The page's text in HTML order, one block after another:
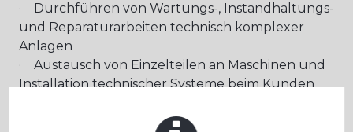
· Durchführen von Wartungs-, Instandhaltungs-
und Reparaturarbeiten technisch komplexer
Anlagen
· Austausch von Einzelteilen an Maschinen und
Installation technischer Systeme beim Kunden
· Wartung von Anlagen und